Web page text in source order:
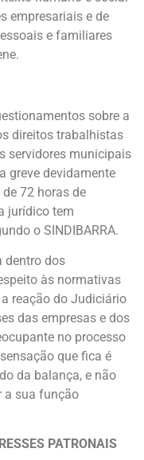
empresariais e de
e familiares
sobre a
direitos trabalhistas
servidores municipais
greve devidamente
72 horas de
jurídico tem
o SINDIBARRA.
dentro dos
às normativas
reação do Judiciário
das empresas e dos
no processo
que fica é
da balança, e não
a sua função
PATRONAIS